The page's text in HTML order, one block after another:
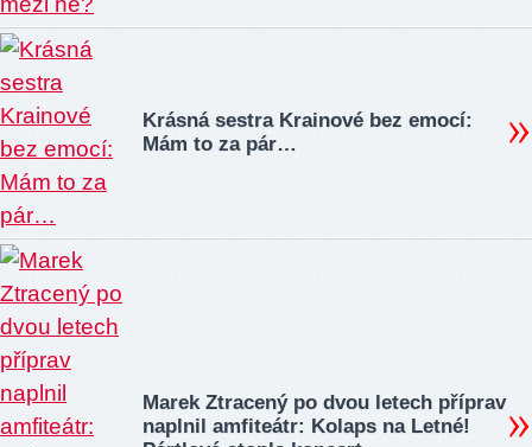
Krásná sestra Krainové bez emocí:
Mám to za pár…
Marek Ztracený po dvou letech příprav
naplnil amfiteátr: Kolaps na Letné!